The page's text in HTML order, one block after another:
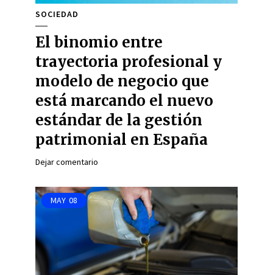
SOCIEDAD
El binomio entre
trayectoria profesional y
modelo de negocio que
está marcando el nuevo
estándar de la gestión
patrimonial en España
Dejar comentario
MAY 08